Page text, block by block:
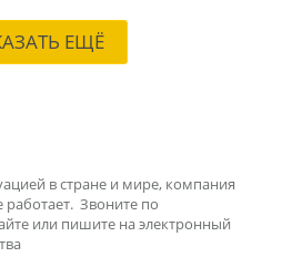
ЕЩЁ
в стране и мире, компания
работает. Звоните по
или пишите на электронный